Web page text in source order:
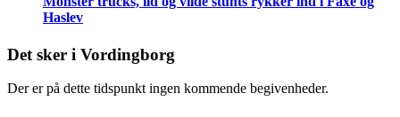
Haslev
Det sker i Vordingborg
Der er på dette tidspunkt ingen kommende begivenheder.